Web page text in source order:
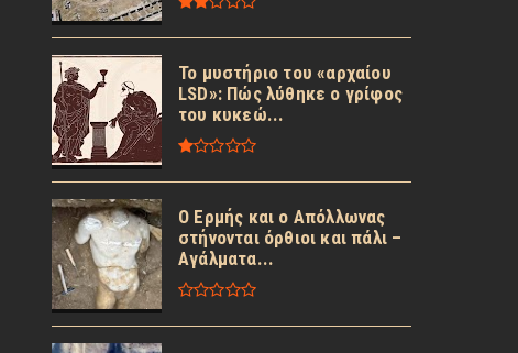
Το μυστήριο του «αρχαίου
LSD»: Πώς λύθηκε ο γρίφος
του κυκεώ...
Ο Ερμής και ο Απόλλωνας
στήνονται όρθιοι και πάλι –
Αγάλματα...